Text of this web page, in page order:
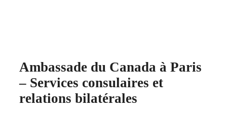
Ambassade du Canada à Paris
– Services consulaires et
relations bilatérales